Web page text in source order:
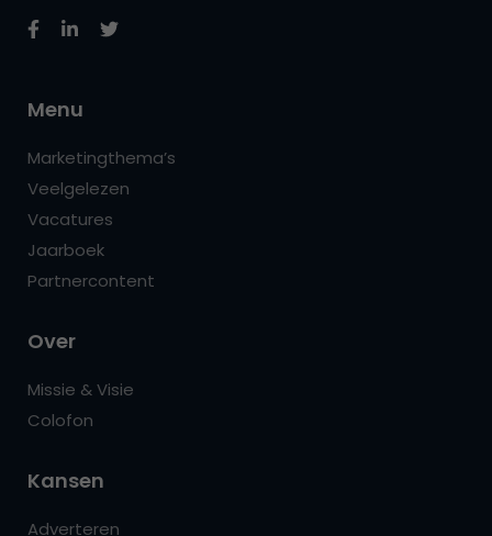
Menu
Marketingthema’s
Veelgelezen
Vacatures
Jaarboek
Partnercontent
Over
Missie & Visie
Colofon
Kansen
Adverteren